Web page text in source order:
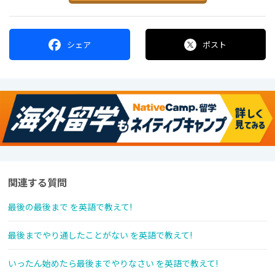
シェア ポスト
関連する質問
最後の最後まで を英語で教えて!
最後までやり通したことがない を英語で教えて!
いったん始めたら最後までやりなさい を英語で教えて!